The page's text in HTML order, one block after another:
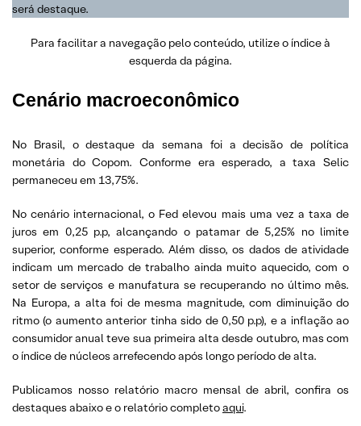
será destaque.
Para facilitar a navegação pelo conteúdo, utilize o índice à
esquerda da página.
Cenário macroeconômico
No Brasil, o destaque da semana foi a decisão de política
monetária do Copom. Conforme era esperado, a taxa Selic
permaneceu em 13,75%.
No cenário internacional, o Fed elevou mais uma vez a taxa de
juros em 0,25 p.p, alcançando o patamar de 5,25% no limite
superior, conforme esperado. Além disso, os dados de atividade
indicam um mercado de trabalho ainda muito aquecido, com o
setor de serviços e manufatura se recuperando no último mês.
Na Europa, a alta foi de mesma magnitude, com diminuição do
ritmo (o aumento anterior tinha sido de 0,50 p.p), e a inflação ao
consumidor anual teve sua primeira alta desde outubro, mas com
o índice de núcleos arrefecendo após longo período de alta.
Publicamos nosso relatório macro mensal de abril, confira os
destaques abaixo e o relatório completoaqui.